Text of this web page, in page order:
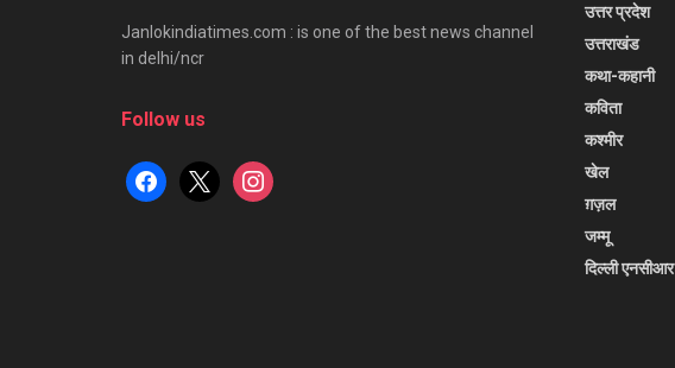
Janlokindiatimes.com : is one of the best news channel
in delhi/ncr
Follow us
facebook
x instagram
उत्तर प्रदेश
उत्तराखंड
कथा-कहानी
कविता
कश्मीर
खेल
ग़ज़ल
जम्मू
दिल्ली एनसीआर